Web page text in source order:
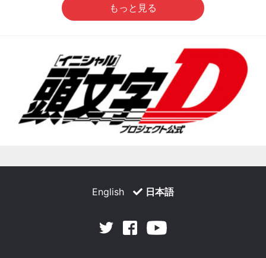
もっと見る
English 日本語
Twitter Facebook